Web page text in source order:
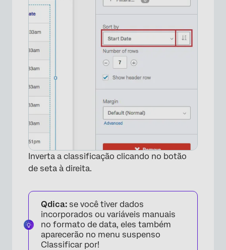
Inverta a classificação clicando no botão
de seta à direita.
Qdica: se você tiver dados
incorporados ou variáveis manuais
no formato de data, eles também
aparecerão no menu suspenso
Classificar por!